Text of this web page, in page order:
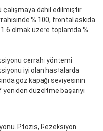
çalışmaya dahil edilmiştir.
% 100, frontal askıda
olmak üzere toplamda %
cerrahi yöntemi
iyi olan hastalarda
göz kapağı seviyesinin
düzeltme başarıyı
Ptozis, Rezeksiyon